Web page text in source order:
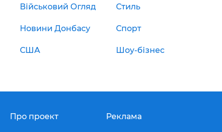
Військовий Огляд Стиль
Новини Донбасу Спорт
США Шоу-бізнес
Про проект Реклама